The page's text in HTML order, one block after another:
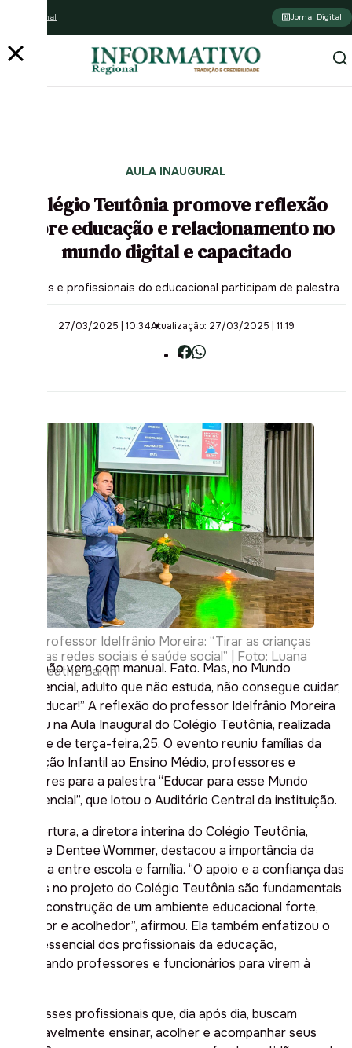
Assine o jornal Jornal Digital
AULA INAUGURAL
Colégio Teutônia promove reflexão
sobre educação e relacionamento no
mundo digital e capacitado
Famílias e profissionais do educacional participam de palestra
27/03/2025 | 10:34Atualização: 27/03/2025 | 11:19
Professor Idelfrânio Moreira: “Tirar as crianças
das redes sociais é saúde social” | Foto: Luana
Beatriz Barth
“Filho não vem com manual. Fato. Mas, no Mundo
Exponencial, adulto que não estuda, não consegue cuidar,
criar, educar!” A reflexão do professor Idelfrânio Moreira
marcou na Aula Inaugural do Colégio Teutônia, realizada
na noite de terça-feira,25. O evento reuniu famílias da
Educação Infantil ao Ensino Médio, professores e
monitores para a palestra “Educar para esse Mundo
Exponencial”, que lotou o Auditório Central da instituição.
Na abertura, a diretora interina do Colégio Teutônia,
Fabiane Dentee Wommer, destacou a importância da
parceria entre escola e família. “O apoio e a confiança das
famílias no projeto do Colégio Teutônia são fundamentais
para a construção de um ambiente educacional forte,
inovador e acolhedor”, afirmou. Ela também enfatizou o
papel essencial dos profissionais da educação,
convidando professores e funcionários para virem à
“São esses profissionais que, dia após dia, buscam
incansavelmente ensinar, acolher e acompanhar seus